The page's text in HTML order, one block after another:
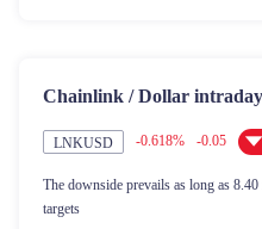
Chainlink / Dollar
LNKUSD -0.618% -0.05
The downside prevails as long as
targets